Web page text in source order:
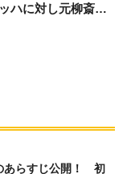
ハに対し元柳斎
あらすじ公開！ 初